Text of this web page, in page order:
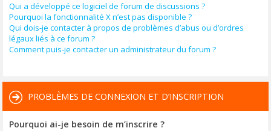
Qui a développé ce logiciel de forum de discussions ?
Pourquoi la fonctionnalité X n’est pas disponible ?
Qui dois-je contacter à propos de problèmes d’abus ou d’ordres
légaux liés à ce forum ?
Comment puis-je contacter un administrateur du forum ?
PROBLÈMES DE CONNEXION ET D’INSCRIPTION
Pourquoi ai-je besoin de m’inscrire ?